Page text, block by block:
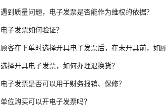
遇到质量问题，电子发票是否能作为维权的依据？
电子发票如何验证？
顾客在下单时选择开具电子发票后，在未开具前，如
选择开具电子发票，如何办理退换货？
电子发票是否可以用于财务报销、保修？
单位购买可以开电子发票吗？